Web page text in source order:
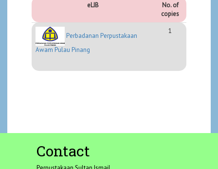
eLIB
No. of
copies
Perbadanan Perpustakaan
Awam Pulau Pinang
1
Contact